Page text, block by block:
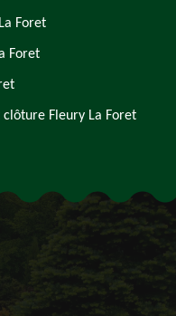
Foret
Foret
Fleury La Foret